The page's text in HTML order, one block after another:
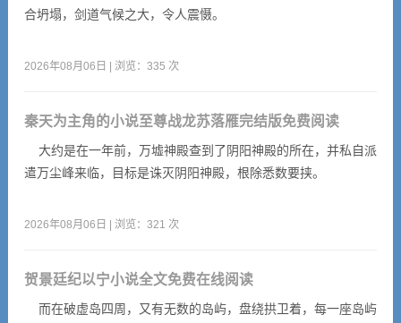
合坍塌，剑道气候之大，令人震慑。
2026年08月06日 | 浏览：335 次
秦天为主角的小说至尊战龙苏落雁完结版免费阅读
大约是在一年前，万墟神殿查到了阴阳神殿的所在，并私自派
遣万尘峰来临，目标是诛灭阴阳神殿，根除悉数要挟。
2026年08月06日 | 浏览：321 次
贺景廷纪以宁小说全文免费在线阅读
而在破虚岛四周，又有无数的岛屿，盘绕拱卫着，每一座岛屿